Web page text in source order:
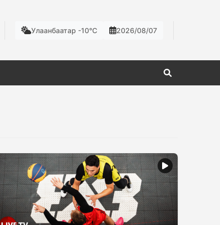
Улаанбаатар -10°C 2026/08/07